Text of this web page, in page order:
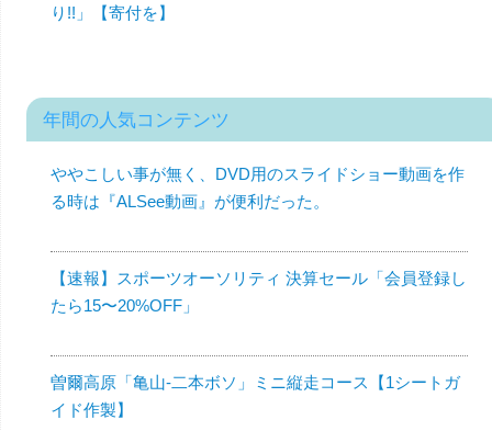
り!!」【寄付を】
年間の人気コンテンツ
ややこしい事が無く、DVD用のスライドショー動画を作
る時は『ALSee動画』が便利だった。
【速報】スポーツオーソリティ 決算セール「会員登録し
たら15〜20%OFF」
曽爾高原「亀山-二本ボソ」ミニ縦走コース【1シートガ
イド作製】